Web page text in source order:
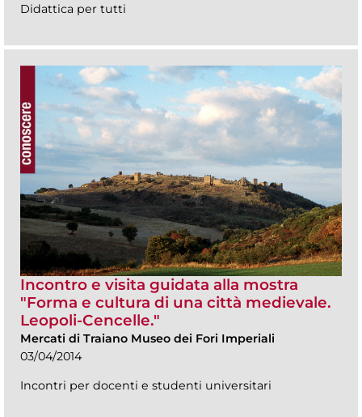
Didattica per tutti
Incontro e visita guidata alla mostra
"Forma e cultura di una città medievale.
Leopoli-Cencelle."
Mercati di Traiano Museo dei Fori Imperiali
03/04/2014
Incontri per docenti e studenti universitari